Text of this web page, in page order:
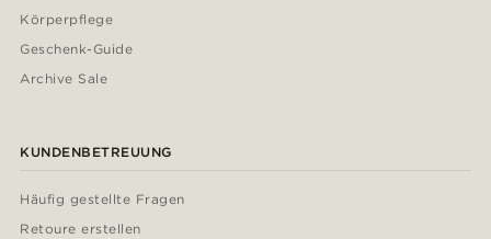
Körperpflege
Geschenk-Guide
Archive Sale
KUNDENBETREUUNG
Häufig gestellte Fragen
Retoure erstellen